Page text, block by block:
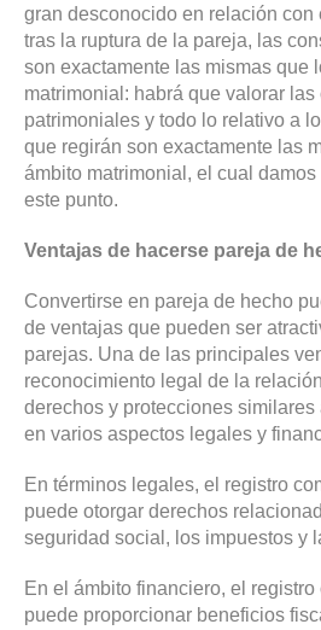
gran desconocido en relación con
tras la ruptura de la pareja, las
son exactamente las mismas que
matrimonial: habrá que valorar las
patrimoniales y todo lo relativo a
que regirán son exactamente las
ámbito matrimonial, el cual
este punto.
Ventajas de hacerse pareja de
Convertirse en pareja de hecho
de ventajas que pueden ser
parejas. Una de las principales
reconocimiento legal de la
derechos y protecciones
en varios aspectos legales y
En términos legales, el registro
puede otorgar derechos
seguridad social, los impuestos y
En el ámbito financiero, el
puede proporcionar beneficios